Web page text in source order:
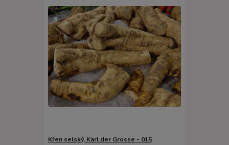
Křen selský, Karl der Grosse - 015